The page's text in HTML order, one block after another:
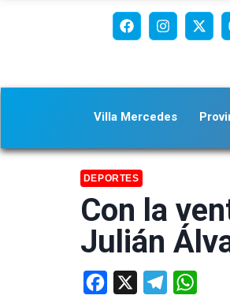
Villa Mercedes
DEPORTES
Con la
Julián
Facebook Telegram